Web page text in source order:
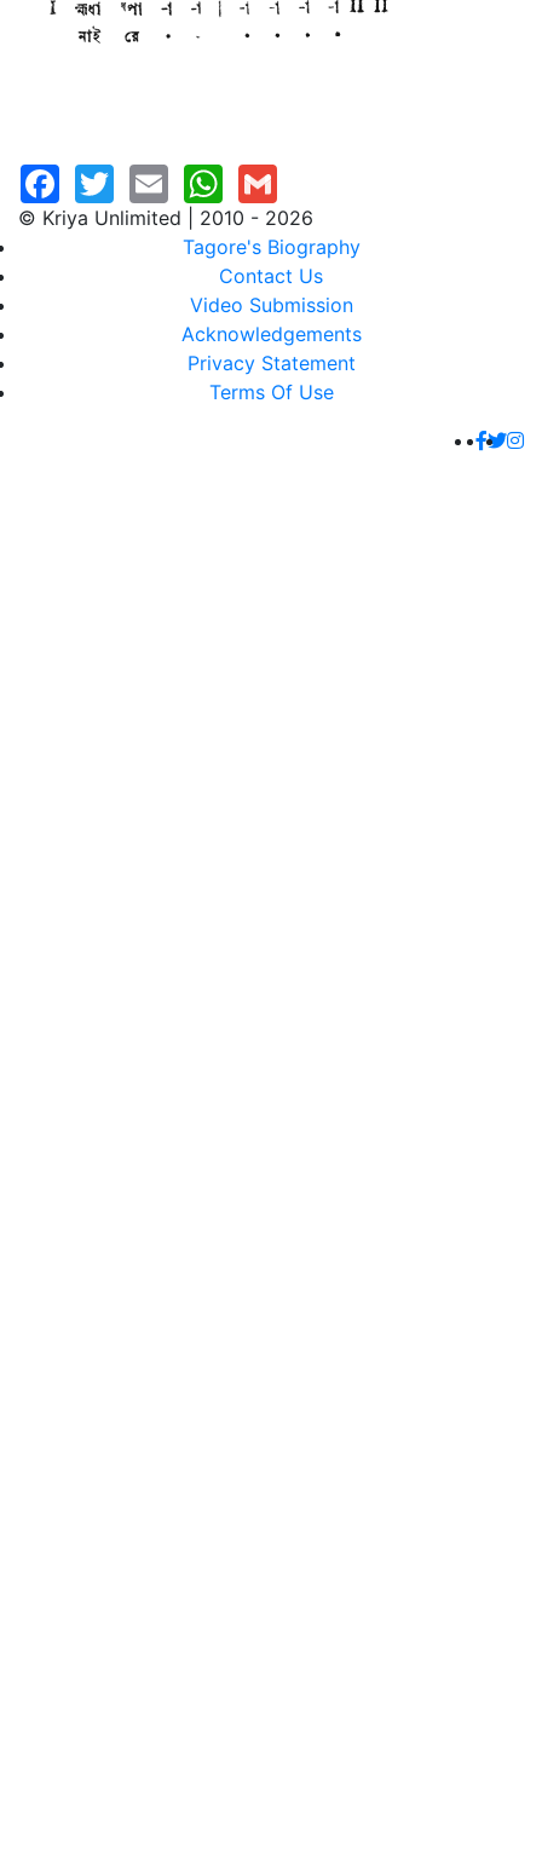
© Kriya Unlimited | 2010 - 2026
Tagore's Biography
Contact Us
Video Submission
Acknowledgements
Privacy Statement
Terms Of Use